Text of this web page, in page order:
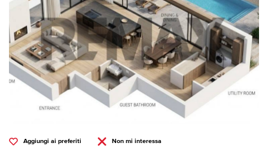
Aggiungi ai preferiti Non mi interessa